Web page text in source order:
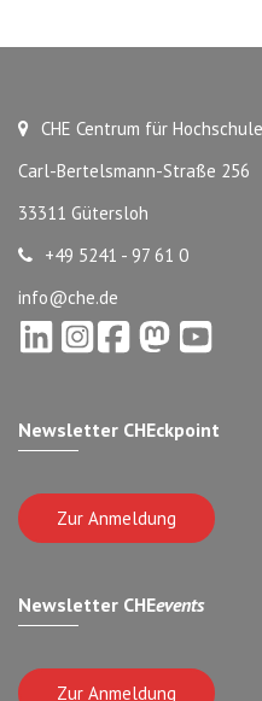
CHE Centrum für
Carl-Bertelsmann-Straße 256
33311 Gütersloh
+49 5241 - 97 61 0
info@che.de
Newsletter CHEckpoint
Zur Anmeldung
Newsletter CHEevents
Zur Anmeldung